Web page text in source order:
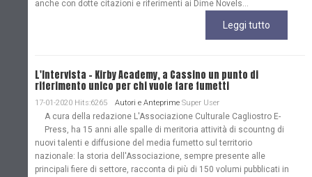
anche con dotte citazioni e riferimenti ai Dime Novels...
Leggi tutto
L'Intervista - Kirby Academy, a Cassino un punto di
riferimento unico per chi vuole fare fumetti
17-01-2020 Hits:6265 Autori e Anteprime Super User
A cura della redazione L'Associazione Culturale Cagliostro E-
Press, ha 15 anni alle spalle di meritoria attività di scountng di
nuovi talenti e diffusione del media fumetto sul territorio
nazionale: la storia dell'Associazione, sempre presente alle
principali fiere di settore, racconta di più di 150 volumi pubblicati in